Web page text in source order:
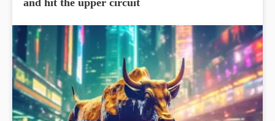
and hit the upper circuit